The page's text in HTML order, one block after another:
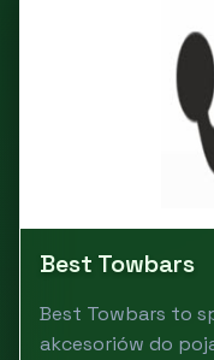
Best Towbars
Best Towbars to
akcesoriów do